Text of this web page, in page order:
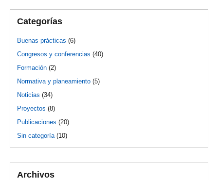
Categorías
Buenas prácticas (6)
Congresos y conferencias (40)
Formación (2)
Normativa y planeamiento (5)
Noticias (34)
Proyectos (8)
Publicaciones (20)
Sin categoría(10)
Archivos